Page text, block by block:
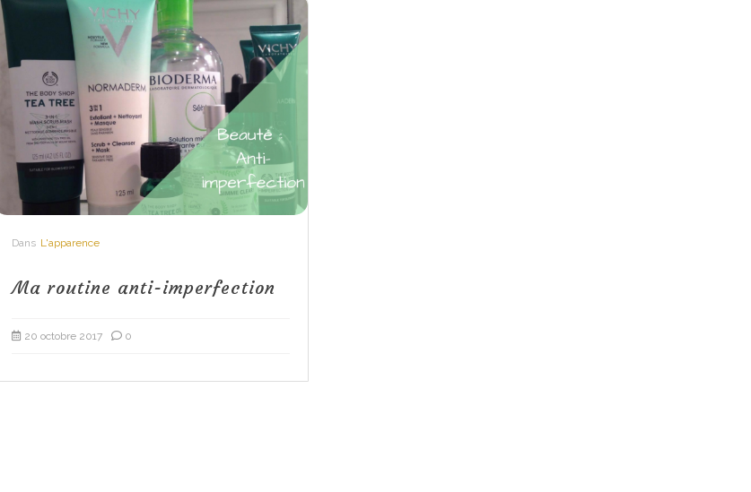
Dans L'apparence
Ma routine anti-imperfection
20 octobre 2017 0